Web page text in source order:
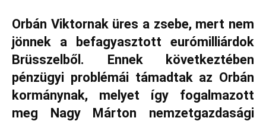
Orbán Viktornak üres a zsebe, mert nem
jönnek a befagyasztott eurómilliárdok
Brüsszelből. Ennek következtében
pénzügyi problémái támadtak az Orbán
kormánynak, melyet így fogalmazott
meg Nagy Márton nemzetgazdasági